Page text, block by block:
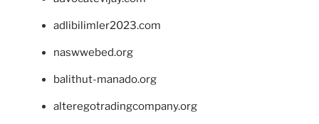
adlibilimler2023.com
naswwebed.org
balithut-manado.org
alteregotradingcompany.org